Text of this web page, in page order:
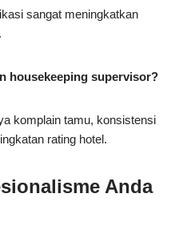
sangat meningkatkan
housekeeping supervisor?
komplain tamu, konsistensi
rating hotel.
Anda